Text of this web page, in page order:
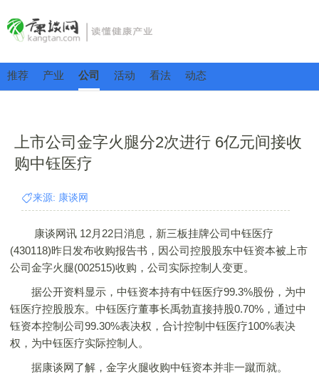
推荐 产业 公司 活动 看法 动态
上市公司金字火腿分2次进行 6亿元间接收
购中钰医疗
来源: 康谈网
康谈网讯 12月22日消息，新三板挂牌公司中钰医疗
(430118)昨日发布收购报告书，因公司控股股东中钰资本被上市
公司金字火腿(002515)收购，公司实际控制人变更。
据公开资料显示，中钰资本持有中钰医疗99.3%股份，为中
钰医疗控股股东。中钰医疗董事长禹勃直接持股0.70%，通过中
钰资本控制公司99.30%表决权，合计控制中钰医疗100%表决
权，为中钰医疗实际控制人。
据康谈网了解，金字火腿收购中钰资本并非一蹴而就。